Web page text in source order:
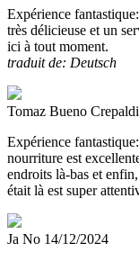
Expérience fantastique:
très délicieuse et un
ici à tout moment.
traduit de: Deutsch
Tomaz Bueno Crepaldi
Expérience fantastique:
nourriture est
endroits là-bas et
était là est super
Ja No 14/12/2024